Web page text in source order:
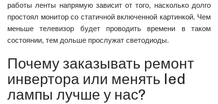
работы ленты напрямую зависит от того, насколько долго
простоял монитор со статичной включенной картинкой. Чем
меньше телевизор будет проводить времени в таком
состоянии, тем дольше прослужат светодиоды.
Почему заказывать ремонт
инвертора или менять led
лампы лучше у нас?